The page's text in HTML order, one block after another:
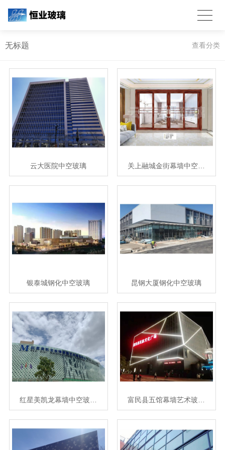
无标题 查看分类
云大医院中空玻璃 关上融城金街幕墙中空…
银泰城钢化中空玻璃 昆钢大厦钢化中空玻璃
红星美凯龙幕墙中空玻… 富民县五馆幕墙艺术玻…